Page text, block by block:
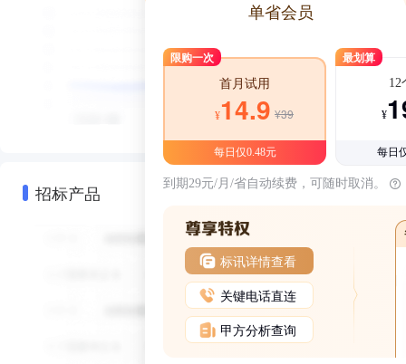
招标产品
单省会员
限购一次
首月试用
¥14.9 ¥39
每日仅0.48元
最划算
12
¥
每日
到期29元/月/省自动续费，可随时取消。
标讯详情查看
关键电话直连
甲方分析查询